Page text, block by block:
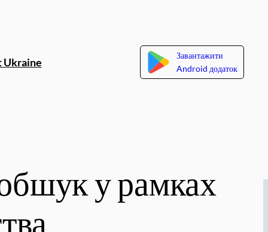
Ukraine
Завантажити
Android додаток
у рамках